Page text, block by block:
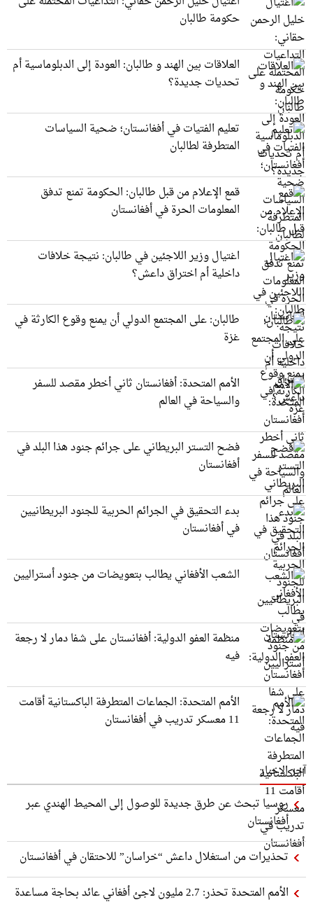
حكومة طالبان
العلاقات بين الهند و طالبان: العودة إلى الدبلوماسية أم
تحديات جديدة؟
تعليم الفتيات في أفغانستان؛ ضحية السياسات
المتطرفة لطالبان
قمع الإعلام من قبل طالبان: الحكومة تمنع تدفق
المعلومات الحرة في أفغانستان
اغتيال وزير اللاجئين في طالبان: نتيجة خلافات
داخلية أم اختراق داعش؟
طالبان: على المجتمع الدولي أن يمنع وقوع الكارثة في
غزة
الأمم المتحدة: أفغانستان ثاني أخطر مقصد للسفر
والسياحة في العالم
فضح التستر البريطاني على جرائم جنود هذا البلد في
أفغانستان
بدء التحقيق في الجرائم الحربیة للجنود البريطانيین
في أفغانستان
الشعب الأفغاني يطالب بتعويضات من جنود أستراليين
منظمة العفو الدولية: أفغانستان على شفا دمار لا رجعة
فيه
الأمم المتحدة: الجماعات المتطرفة الباكستانية أقامت
11 معسكر تدريب في أفغانستان
آخر الاخبار
روسيا تبحث عن طرق جديدة للوصول إلى المحيط الهندي عبر
أفغانستان
تحذيرات من استغلال داعش “خراسان” للاحتقان في أفغانستان
الأمم المتحدة تحذر: 2.7 مليون لاجئ أفغاني عائد بحاجة مساعدة